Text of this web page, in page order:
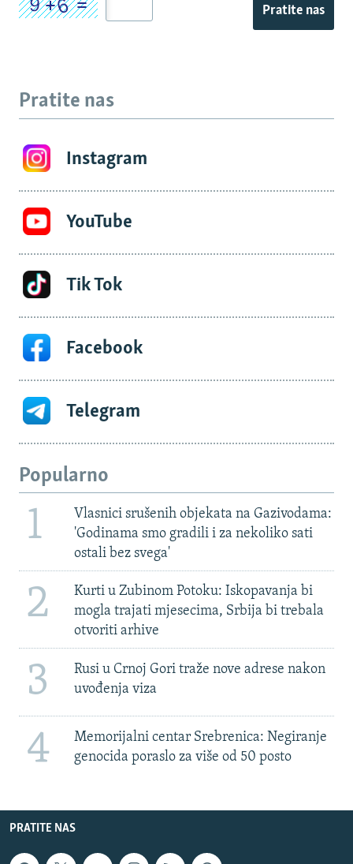
Pratite nas
Pratite nas
Instagram
YouTube
Tik Tok
Facebook
Telegram
Popularno
1
Vlasnici srušenih objekata na Gazivodama:
'Godinama smo gradili i za nekoliko sati
ostali bez svega'
2
Kurti u Zubinom Potoku: Iskopavanja bi
mogla trajati mjesecima, Srbija bi trebala
otvoriti arhive
3
Rusi u Crnoj Gori traže nove adrese nakon
uvođenja viza
4
Memorijalni centar Srebrenica: Negiranje
genocida poraslo za više od 50 posto
PRATITE NAS